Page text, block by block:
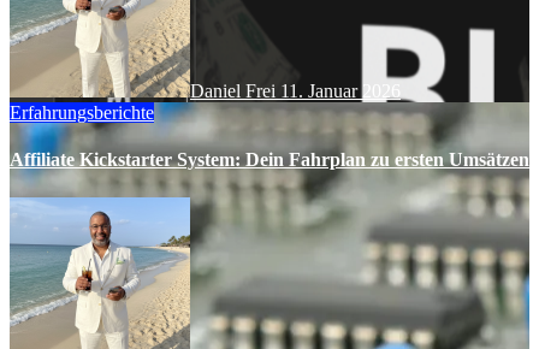
Daniel Frei 11. Januar 2026
Erfahrungsberichte
Affiliate Kickstarter System: Dein Fahrplan zu ersten Umsätzen